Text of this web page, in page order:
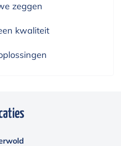
zeggen
kwaliteit